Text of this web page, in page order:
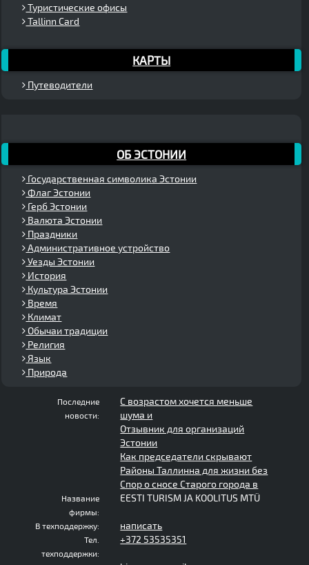
Туристические офисы
Tallinn Card
КАРТЫ
Путеводители
ОБ ЭСТОНИИ
Государственная символика Эстонии
Флаг Эстонии
Герб Эстонии
Валюта Эстонии
Праздники
Административное устройство
Уезды Эстонии
История
Культура Эстонии
Время
Климат
Обычаи традиции
Религия
Язык
Природа
Последние
новости:
С возрастом хочется меньше
шума и
Отзывник для организаций
Эстонии
Как председатели скрывают
Районы Таллинна для жизни без
Спор о сносе Старого города в
Название
фирмы:
EESTI TURISM JA KOOLITUS MTÜ
В техподдержку: написать
Тел.
техподдержки:
+372 53535351